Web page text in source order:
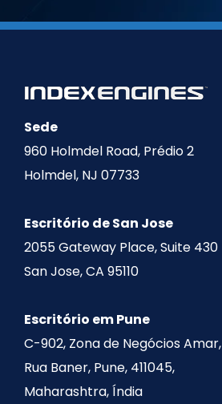
Sede
960 Holmdel Road, Prédio 2
Holmdel, NJ 07733
Escritório de San Jose
2055 Gateway Place, Suite 430
San Jose, CA 95110
Escritório em Pune
C-902, Zona de Negócios Amar,
Rua Baner, Pune, 411045,
Maharashtra, Índia